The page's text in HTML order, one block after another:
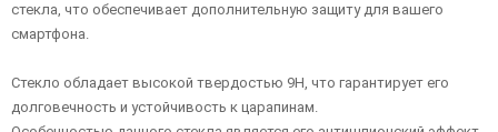
стекла, что обеспечивает дополнительную защиту для вашего
смартфона.
Стекло обладает высокой твердостью 9H, что гарантирует его
долговечность и устойчивость к царапинам.